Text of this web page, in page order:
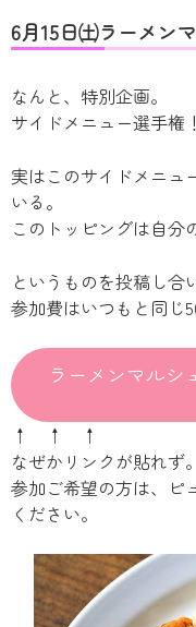
6月15日㈯ラーメン
なんと、特別企画。
サイドメニュー選手権
実はこのサイドメニュ
いる。
このトッピングは自分
というものを投稿し合
参加費はいつもと同じ
ラーメンマルシ
↑ ↑ ↑
なぜかリンクが貼れず。
参加ご希望の方は、ピ
ください。